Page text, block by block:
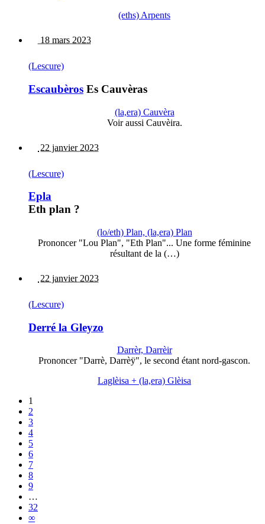
(eths) Arpents
18 mars 2023
(Lescure)
Escaubèros Es Cauvèras
(la,era) Cauvèra
Voir aussi Cauvèira.
22 janvier 2023
(Lescure)
Epla
Eth plan ?
(lo/eth) Plan, (la,era) Plan
Prononcer "Lou Plan", "Eth Plan"... Une forme féminine
résultant de la (…)
22 janvier 2023
(Lescure)
Derré la Gleyzo
Darrèr, Darrèir
Prononcer "Darrè, Darrèÿ", le second étant nord-gascon.
Laglèisa + (la,era) Glèisa
1
2
3
4
5
6
7
8
9
…
32
∞